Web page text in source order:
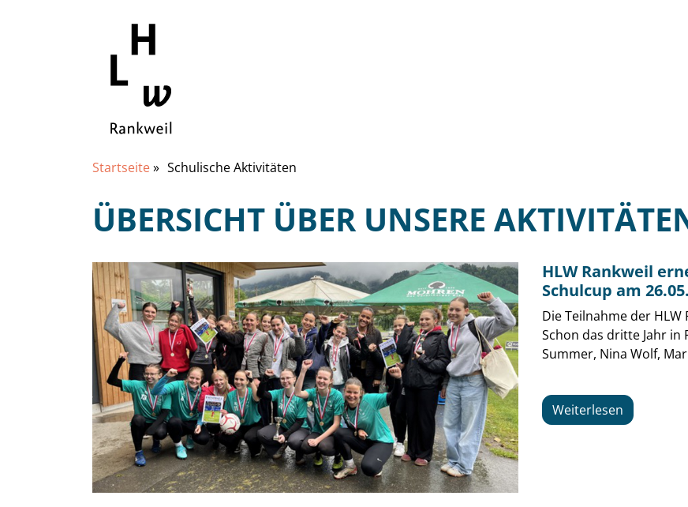
Startseite» Schulische Aktivitäten
ÜBERSICHT ÜBER UNSERE
HLW Rankweil
Schulcup am
Die Teilnahme der
Schon das dritte Jahr in
Summer, Nina Wolf,
Weiterlesen